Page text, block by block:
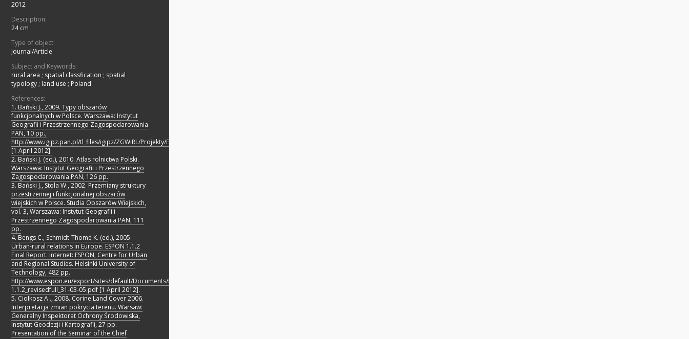
2012
Description:
24 cm
Type of object:
Journal/Article
Subject and Keywords:
rural area ; spatial classfication ; spatial
typology ; land use ; Poland
References:
1. Bański J., 2009. Typy obszarów
funkcjonalnych w Polsce. Warszawa: Instytut
Geografii i Przestrzennego Zagospodarowania
PAN, 10 pp.,
http://www.igipz.pan.pl/tl_files/igipz/ZGWiRL/Projekty/Ekspertyza_typologia.pdf
[1 April 2012].
2. Bański J. (ed.), 2010. Atlas rolnictwa Polski.
Warszawa: Instytut Geografii i Przestrzennego
Zagospodarowania PAN, 126 pp.
3. Bański J., Stola W., 2002. Przemiany struktury
przestrzennej i funkcjonalnej obszarów
wiejskich w Polsce. Studia Obszarów Wiejskich,
vol. 3, Warszawa: Instytut Geografii i
Przestrzennego Zagospodarowania PAN, 111
pp.
4. Bengs C., Schmidt-Thomé K. (ed.), 2005.
Urban-rural relations in Europe. ESPON 1.1.2
Final Report. Internet: ESPON, Centre for Urban
and Regional Studies. Helsinki University of
Technology, 482 pp.
http://www.espon.eu/export/sites/default/Documents/Projects/ESPON2006Projects/ThematicProjects/UrbanRural/fr-
1.1.2_revisedfull_31-03-05.pdf [1 April 2012].
5. Ciołkosz A ., 2008. Corine Land Cover 2006.
Interpretacja zmian pokrycia terenu. Warsaw:
Generalny Inspektorat Ochrony Środowiska,
Instytut Geodezji i Kartografii, 27 pp.
Presentation of the Seminar of the Chief